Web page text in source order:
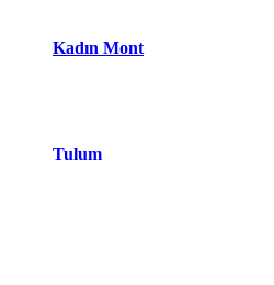
Kadın Mont
Tulum